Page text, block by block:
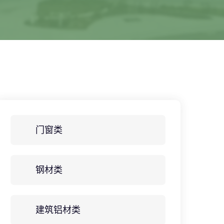
门窗类
钢材类
建筑铝材类